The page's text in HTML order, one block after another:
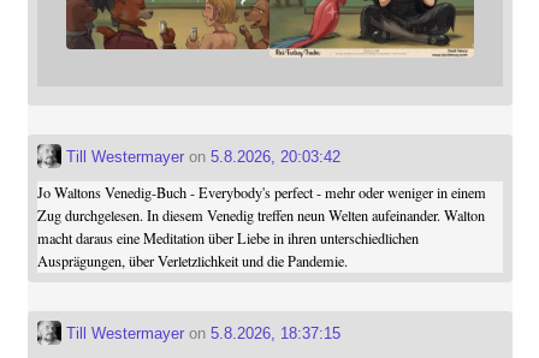
Till Westermayeron 5.8.2026, 20:03:42
Jo Waltons Venedig-Buch - Everybody's perfect - mehr oder weniger in einem
Zug durchgelesen. In diesem Venedig treffen neun Welten aufeinander. Walton
macht daraus eine Meditation über Liebe in ihren unterschiedlichen
Ausprägungen, über Verletzlichkeit und die Pandemie.
Till Westermayeron 5.8.2026, 18:37:15